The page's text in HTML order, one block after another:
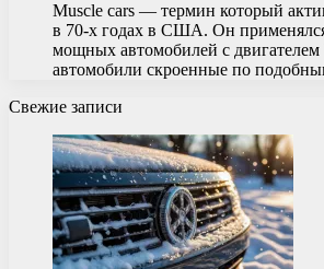
Muscle cars — термин который
в 70-х годах в США. Он
мощных автомобилей с
автомобили скроенные по
Свежие записи